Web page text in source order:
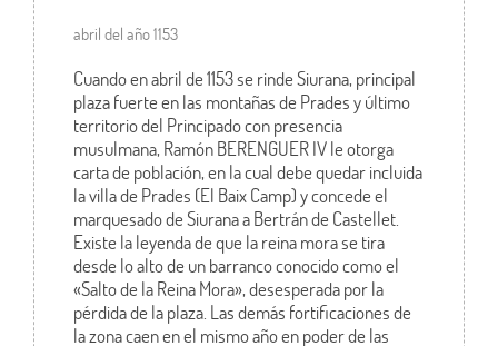
abril del año 1153
Cuando en abril de 1153 se rinde Siurana, principal
plaza fuerte en las montañas de Prades y último
territorio del Principado con presencia
musulmana, Ramón BERENGUER IV le otorga
carta de población, en la cual debe quedar incluida
la villa de Prades (El Baix Camp) y concede el
marquesado de Siurana a Bertrán de Castellet.
Existe la leyenda de que la reina mora se tira
desde lo alto de un barranco conocido como el
«Salto de la Reina Mora», desesperada por la
pérdida de la plaza. Las demás fortificaciones de
la zona caen en el mismo año en poder de las